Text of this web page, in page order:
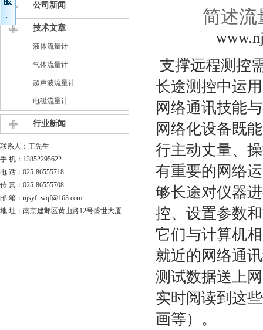
公司新闻
技术文章
液体流量计
气体流量计
超声波流量计
电磁流量计
行业新闻
联系人：王先生
手 机：13852295622
电 话：025-86555718
传 真：025-86555708
邮 箱：njsyf_wqf@163.com
地 址：南京建邺区黄山路12号盛世大厦
简述流
支撑远程
长途测控中运
网络通讯技能
网络化设备既
行主动丈量、
有重要的网络
够长途对仪器
控、设置参数
它们与计算机
就近的网络通
测试数据送上
实时阅读到这
画等）。